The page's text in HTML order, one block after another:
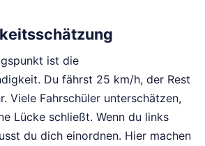
ist die
Du fährst 25 km/h, der Rest
Viele Fahrschüler unterschätzen,
Lücke schließt. Wenn du links
du dich einordnen. Hier machen